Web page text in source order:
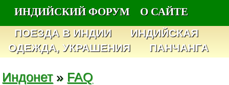
ИНДИЙСКИЙ ФОРУМ
О САЙТЕ
ПОЕЗДА В ИНДИИ
ИНДИЙСКАЯ
ОДЕЖДА, УКРАШЕНИЯ
ПАНЧАНГА
Индонет» FAQ